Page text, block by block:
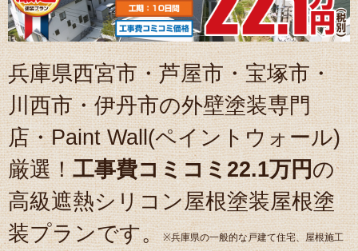
兵庫県西宮市・芦屋市・宝塚市・
川西市・伊丹市の外壁塗装専門
店・Paint Wall(ペイントウォール)
厳選！工事費コミコミ22.1万円の
高級遮熱シリコン屋根塗装屋根塗
装プランです。※兵庫県の一般的な戸建て住宅、屋根施工